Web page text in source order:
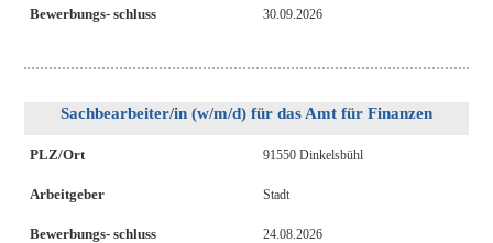
Bewerbungs- schluss 30.09.2026
Sachbearbeiter/in (w/m/d) für das Amt für Finanzen
PLZ/Ort
Arbeitgeber
Bewerbungs- schluss
91550 Dinkelsbühl
Stadt
24.08.2026